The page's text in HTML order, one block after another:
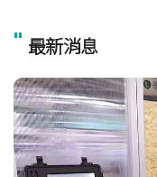
" 最新消息